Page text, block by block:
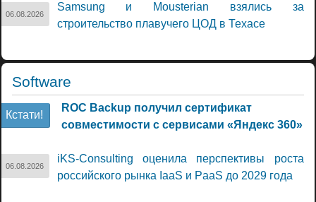
06.08.2026
Samsung и Mousterian взялись за
строительство плавучего ЦОД в Техасе
Software
Кстати!
ROC Backup получил сертификат
совместимости с сервисами «Яндекс 360»
06.08.2026
iKS-Consulting оценила перспективы роста
российского рынка IaaS и PaaS до 2029 года